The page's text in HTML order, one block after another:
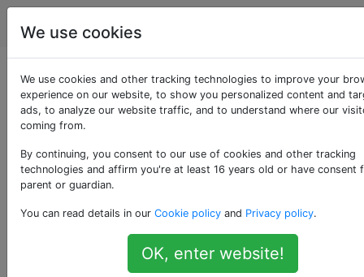
Joomla
Als «jdatabase»
getaggte Fragen
4
Methode zum Erstellen einer
mit JDatabase
Unter
gibt es keine dokumentierte Methode zum
einer Unterabfrage mit JDatabase.
We use cookies
We use cookies and other tracking technologies to improve your
experience on our website, to show you personalized content and
ads, to analyze our website traffic, and to understand where our
coming from.
By continuing, you consent to our use of cookies and other tracking
technologies and affirm you're at least 16 years old or have consent
parent or guardian.
You can read details in our Cookie policy and Privacy policy.
OK, enter website!